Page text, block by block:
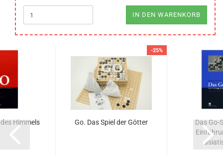
IN DEN WARENKORB
Himmels
-25%
Go. Das Spiel der Götter
Das Go-